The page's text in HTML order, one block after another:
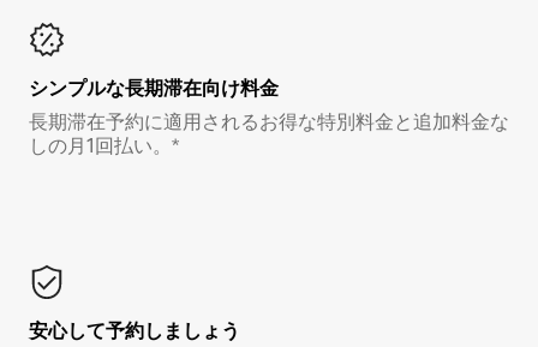
シンプルな長期滞在向け料金
長期滞在予約に適用されるお得な特別料金と追加料金な
しの月1回払い。*
安心して予約しましょう